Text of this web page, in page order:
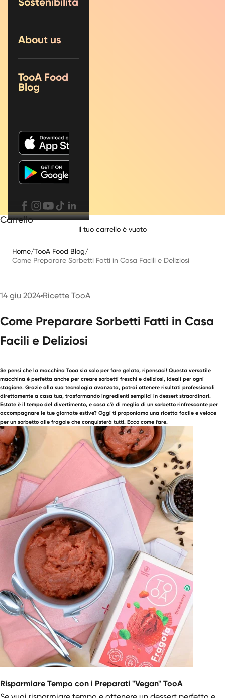
About us
TooA Food
Blog
Carrello
Il tuo carrello è vuoto
Home/TooA Food Blog/
Come Preparare Sorbetti Fatti in Casa Facili e Deliziosi
14 giu 2024 Ricette TooA
Come Preparare Sorbetti Fatti in Casa
Facili e Deliziosi
Se pensi che la macchina Tooa sia solo per fare gelato, ripensaci! Questa versatile
macchina è perfetta anche per creare sorbetti freschi e deliziosi, ideali per ogni
stagione. Grazie alla sua tecnologia avanzata, potrai ottenere risultati professionali
direttamente a casa tua, trasformando ingredienti semplici in dessert straordinari.
Estate è il tempo del divertimento, e cosa c'è di meglio di un sorbetto rinfrescante per
accompagnare le tue giornate estive? Oggi ti proponiamo una ricetta facile e veloce
per un sorbetto alle fragole che conquisterà tutti. Ecco come fare.
Risparmiare Tempo con i Preparati "Vegan" TooA